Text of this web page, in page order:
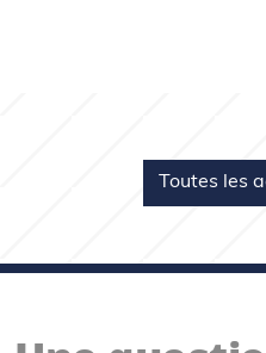
Toutes les